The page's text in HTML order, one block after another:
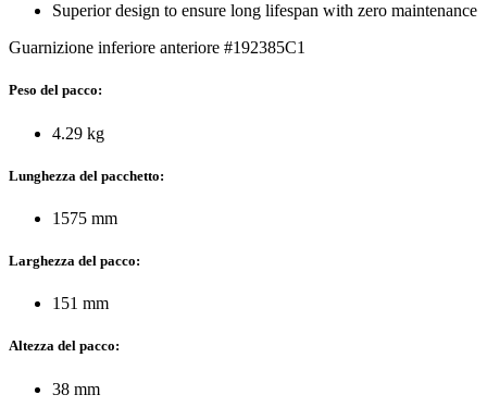
Superior design to ensure long lifespan with zero maintenance
Guarnizione inferiore anteriore #192385C1
Peso del pacco:
4.29 kg
Lunghezza del pacchetto:
1575 mm
Larghezza del pacco:
151 mm
Altezza del pacco:
38 mm